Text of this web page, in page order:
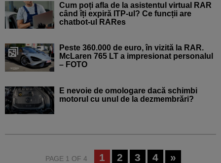
Cum poți afla de la asistentul virtual RAR
când îți expiră ITP-ul? Ce funcții are
chatbot-ul RARes
Peste 360.000 de euro, în vizită la RAR.
McLaren 765 LT a impresionat personalul
– FOTO
E nevoie de omologare dacă schimbi
motorul cu unul de la dezmembrări?
PAGE 1 OF 4 1 2 3 4 »